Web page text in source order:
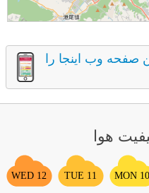
صفحه وب اینجا را
هوا
MON 10
TUE 11
WED 12